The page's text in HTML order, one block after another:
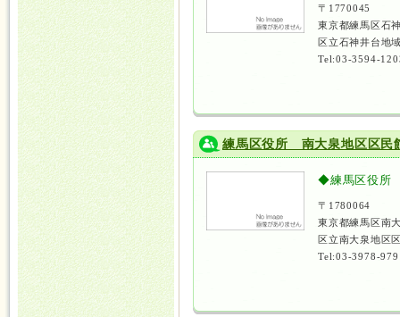
〒1770045
東京都練馬区石
区立石神井台地
Tel:03-3594-
練馬区役所 南大泉地区区民
◆練馬区役所
〒1780064
東京都練馬区南
区立南大泉地区
Tel:03-3978-